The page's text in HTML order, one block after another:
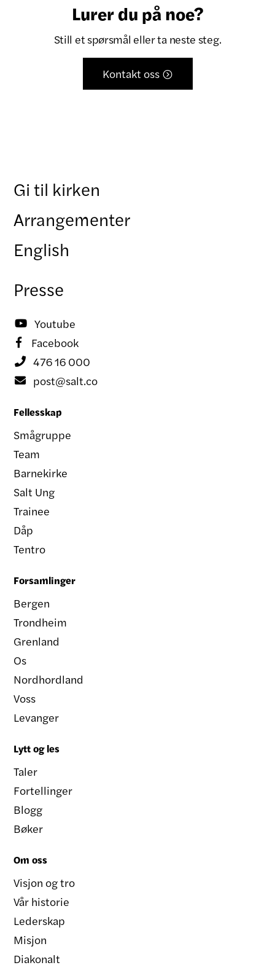
Lurer du på noe?
Still et spørsmål eller ta neste steg.
Kontakt oss 
Gi til kirken
Arrangementer
English
Presse
 Youtube
 Facebook
 476 16 000
 post@salt.co
Fellesskap
Smågruppe
Team
Barnekirke
Salt Ung
Trainee
Dåp
Tentro
Forsamlinger
Bergen
Trondheim
Grenland
Os
Nordhordland
Voss
Levanger
Lytt og les
Taler
Fortellinger
Blogg
Bøker
Om oss
Visjon og tro
Vår historie
Lederskap
Misjon
Diakonalt